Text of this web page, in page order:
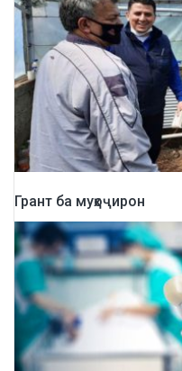
Грант ба муҳоҷирон